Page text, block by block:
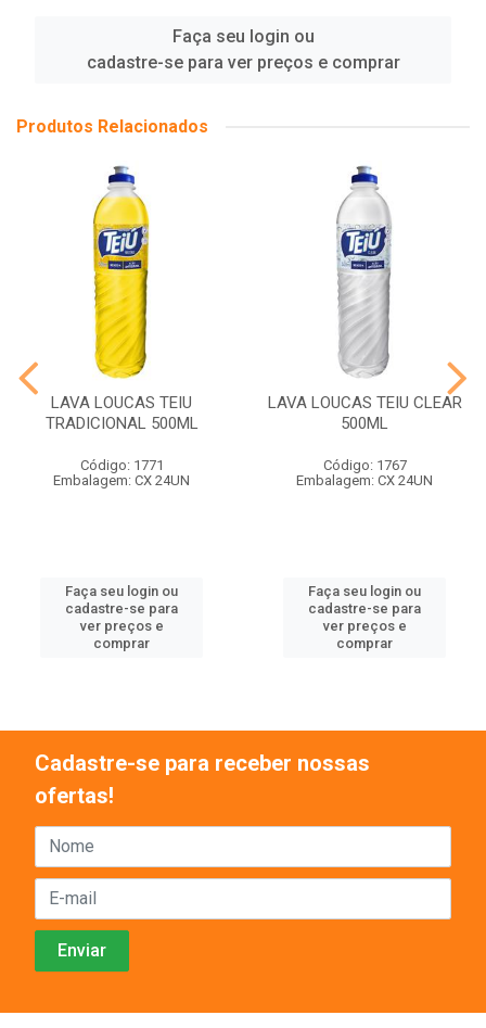
Faça seu login ou
cadastre-se para ver preços e comprar
Produtos Relacionados
LAVA LOUCAS TEIU
TRADICIONAL 500ML
Código: 1771
Embalagem: CX 24UN
Faça seu login ou
cadastre-se para
ver preços e
comprar
LAVA LOUCAS TEIU CLEAR
500ML
Código: 1767
Embalagem: CX 24UN
Faça seu login ou
cadastre-se para
ver preços e
comprar
Cadastre-se para receber nossas
ofertas!